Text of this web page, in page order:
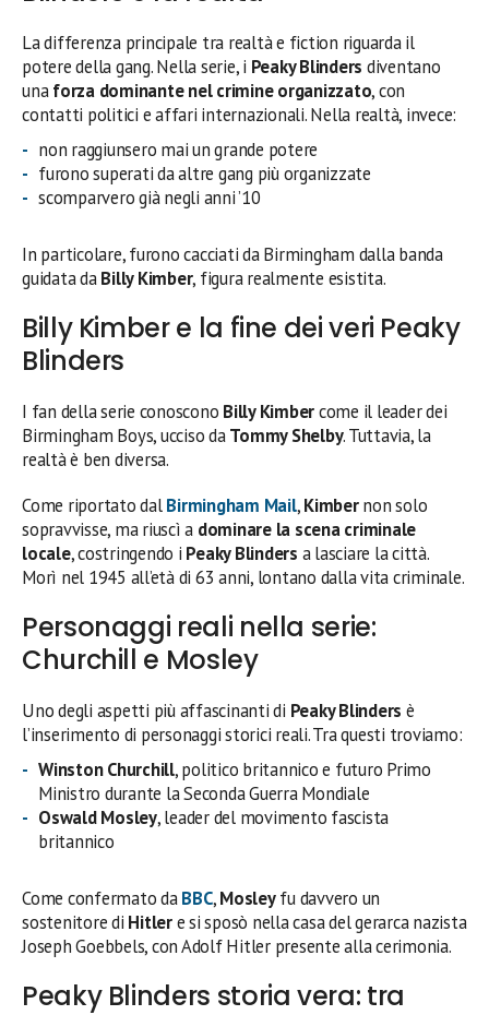
La differenza principale tra realtà e fiction riguarda il
potere della gang. Nella serie, i Peaky Blinders diventano
unaforza dominante nel crimine organizzato, con
contatti politici e affari internazionali. Nella realtà, invece:
non raggiunsero mai un grande potere
furono superati da altre gang più organizzate
scomparvero già negli anni ’10
In particolare, furono cacciati da Birmingham dalla banda
guidata daBilly Kimber, figura realmente esistita.
Billy Kimber e la fine dei veri Peaky
Blinders
I fan della serie conoscono Billy Kimbercome il leader dei
Birmingham Boys, ucciso daTommy Shelby. Tuttavia, la
realtà è ben diversa.
Come riportato dalBirmingham Mail,Kimbernon solo
sopravvisse, ma riuscì a dominare la scena criminale
locale, costringendo i Peaky Blinders a lasciare la città.
Morì nel 1945 all’età di 63 anni, lontano dalla vita criminale.
Personaggi reali nella serie:
Churchill e Mosley
Uno degli aspetti più affascinanti di Peaky Blinders è
l’inserimento di personaggi storici reali. Tra questi troviamo:
Winston Churchill, politico britannico e futuro Primo
Ministro durante la Seconda Guerra Mondiale
Oswald Mosley, leader del movimento fascista
britannico
Come confermato daBBC,Mosleyfu davvero un
sostenitore di Hitlere si sposò nella casa del gerarca nazista
Joseph Goebbels, con Adolf Hitler presente alla cerimonia.
Peaky Blinders storia vera: tra